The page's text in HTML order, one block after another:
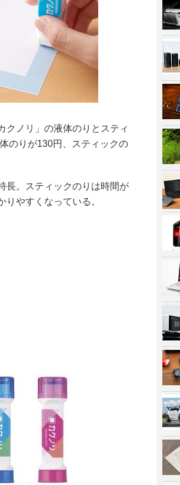
クノリ」の液体のりとスティ
のりが130円、スティックの
長。スティックのりは時間が
やすくなっている。